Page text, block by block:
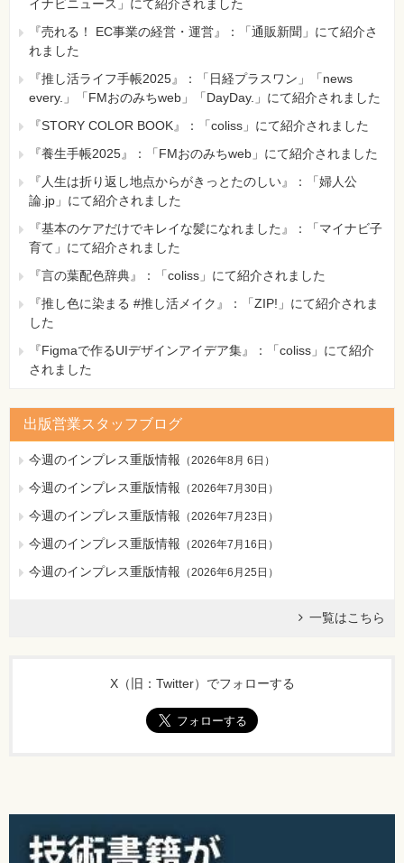
イナビニュース」にて紹介されました
『売れる！ EC事業の経営・運営』：「通販新聞」にて紹介さ
れました
『推し活ライフ手帳2025』：「日経プラスワン」「news
every.」「FMおのみちweb」「DayDay.」にて紹介されました
『STORY COLOR BOOK』：「coliss」にて紹介されました
『養生手帳2025』：「FMおのみちweb」にて紹介されました
『人生は折り返し地点からがきっとたのしい』：「婦人公
論.jp」にて紹介されました
『基本のケアだけでキレイな髪になれました』：「マイナビ子
育て」にて紹介されました
『言の葉配色辞典』：「coliss」にて紹介されました
『推し色に染まる #推し活メイク』：「ZIP!」にて紹介されま
した
『Figmaで作るUIデザインアイデア集』：「coliss」にて紹介
されました
出版営業スタッフブログ
今週のインプレス重版情報 （2026年8月 6日 ）
今週のインプレス重版情報 （2026年7月30日 ）
今週のインプレス重版情報 （2026年7月23日 ）
今週のインプレス重版情報 （2026年7月16日 ）
今週のインプレス重版情報 （2026年6月25日 ）
一覧はこちら
X（旧：Twitter）でフォローする